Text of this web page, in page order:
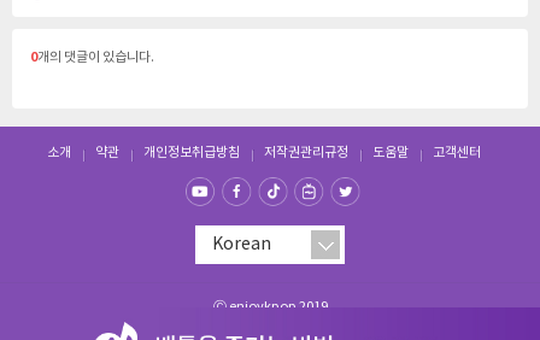
0개의 댓글이 있습니다.
소개 약관 개인정보취급방침 저작권관리규정 도움말 고객센터
Ⓒ enjoykpop 2019